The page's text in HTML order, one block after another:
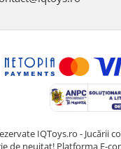
IQToys.ro - Jucării
de neuitat! Platforma E-